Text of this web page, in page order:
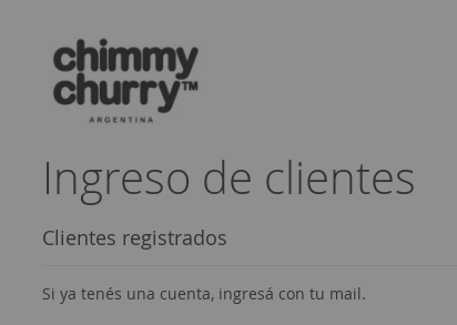
Ingreso de clientes
Clientes registrados
Si ya tenés una cuenta, ingresá con tu mail.